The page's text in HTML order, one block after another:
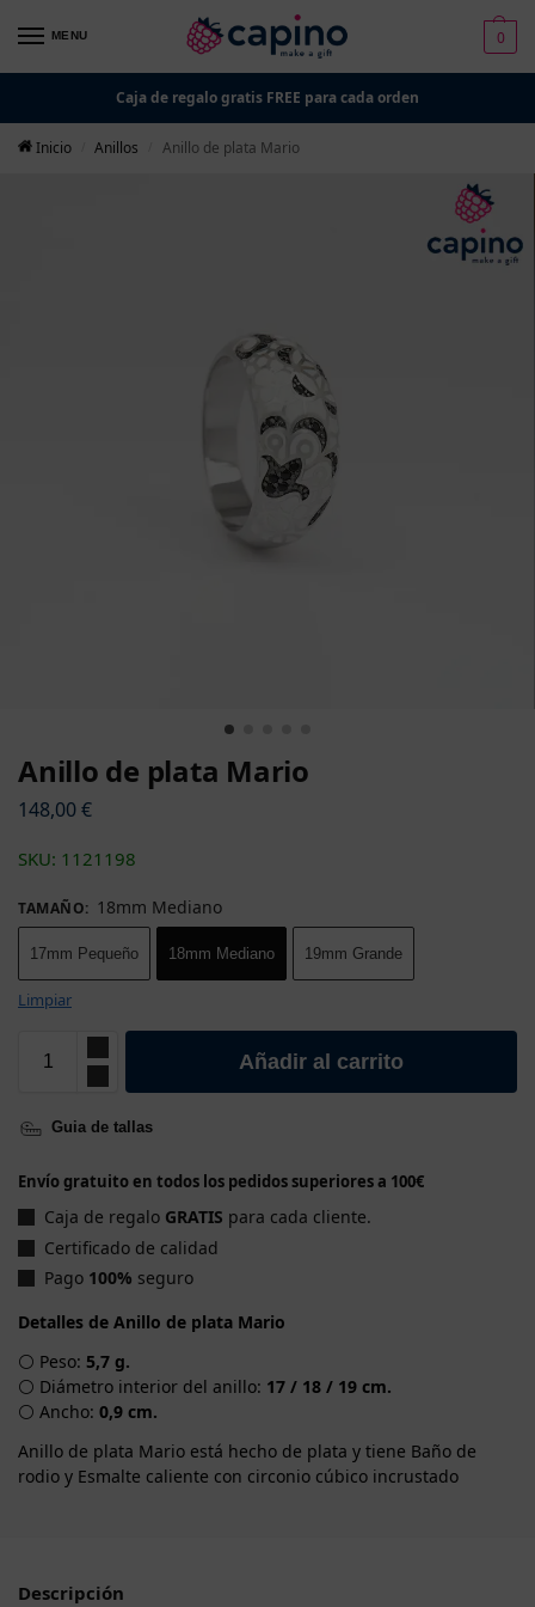
MENU 0
Caja de regalo gratis FREE para cada orden
Inicio Anillos Anillo de plata Mario
Anillo de plata Mario
148,00€
SKU: 1121198
TAMAÑO: 18mm Medianо
17mm Pequeñо 18mm Medianо 19mm Grande
Limpiar
Añadir al carrito
Guia de tallas
Envío gratuito en todos los pedidos superiores a 100€
Caja de regalo GRATIS para cada cliente.
Certificado de calidad
Pago 100% seguro
Detalles de Anillo de plata Mario
⚪ Peso: 5,7 g.
⚪ Diámetro interior del anillo: 17 / 18 / 19 cm.
⚪ Ancho: 0,9 cm.
Anillo de plata Mario está hecho de plata y tiene Baño de
rodio y Esmalte caliente con circonio cúbico incrustado
Descripción